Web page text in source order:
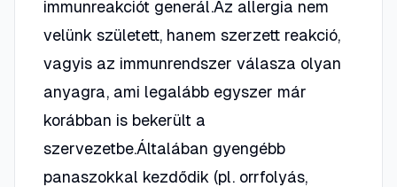
immunreakciót generál.Az allergia nem
velünk született, hanem szerzett reakció,
vagyis az immunrendszer válasza olyan
anyagra, ami legalább egyszer már
korábban is bekerült a
szervezetbe.Általában gyengébb
panaszokkal kezdődik (pl. orrfolyás,